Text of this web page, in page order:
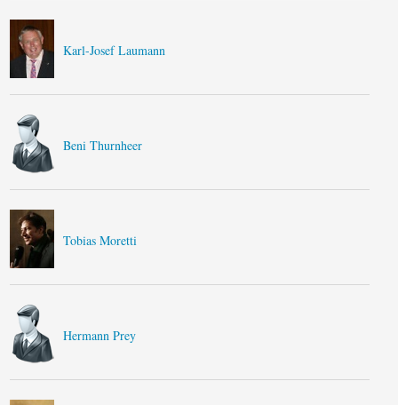
Karl-Josef Laumann
Beni Thurnheer
Tobias Moretti
Hermann Prey